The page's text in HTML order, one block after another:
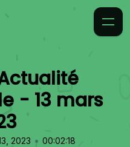
- 13 mars
2023 • 00:02:18